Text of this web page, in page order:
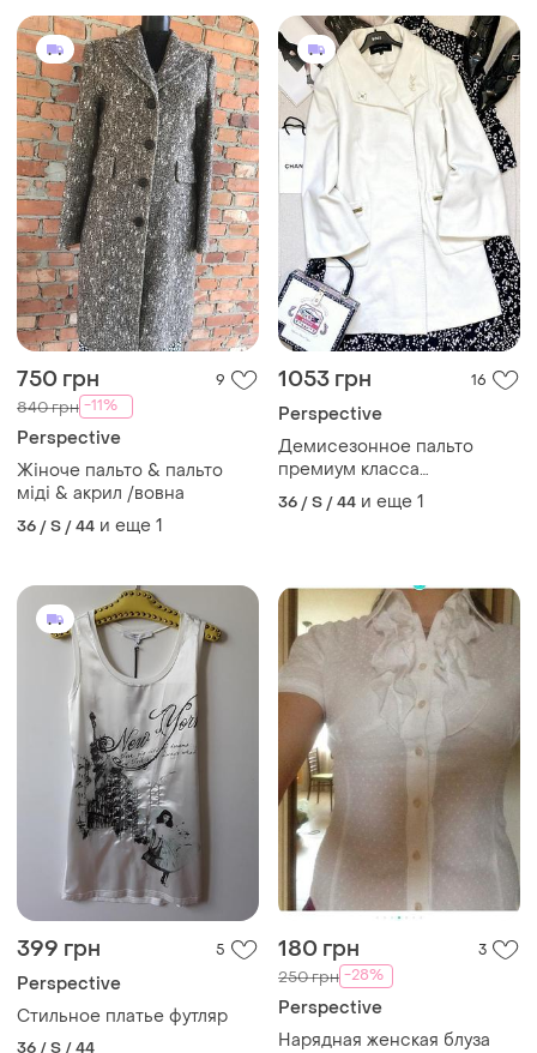
750 грн 9
840 грн -11%
Perspective
Жіноче пальто & пальто
міді & акрил /вовна
36 / S / 44 и еще 1
1053 грн 16
Perspective
Демисезонное пальто
премиум класса
perspective белое
36 / S / 44 и еще 1
399 грн 5
Perspective
Стильное платье футляр
36 / S / 44
180 грн 3
250 грн -28%
Perspective
Нарядная женская блуза